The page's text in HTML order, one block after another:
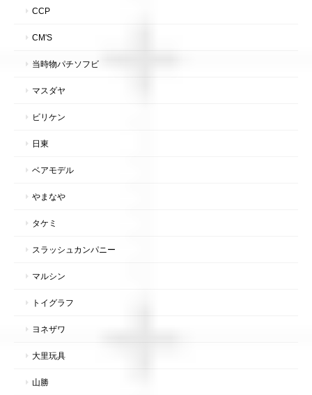
CCP
CM'S
当時物パチソフビ
マスダヤ
ビリケン
日東
ベアモデル
やまなや
タケミ
スラッシュカンパニー
マルシン
トイグラフ
ヨネザワ
大里玩具
山勝